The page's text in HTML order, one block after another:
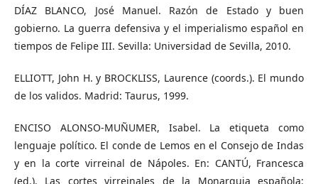
DÍAZ BLANCO, José Manuel. Razón de Estado y buen
gobierno. La guerra defensiva y el imperialismo español en
tiempos de Felipe III. Sevilla: Universidad de Sevilla, 2010.
ELLIOTT, John H. y BROCKLISS, Laurence (coords.). El mundo
de los validos. Madrid: Taurus, 1999.
ENCISO ALONSO-MUÑUMER, Isabel. La etiqueta como
lenguaje político. El conde de Lemos en el Consejo de Indas
y en la corte virreinal de Nápoles. En: CANTÚ, Francesca
(ed.). Las cortes virreinales de la Monarquia española: